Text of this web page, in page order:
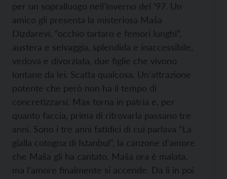
per un sopralluogo nell’inverno del ’97. Un
amico gli presenta la misteriosa Maša
Dizdarevi, “occhio tartaro e femori lunghi”,
austera e selvaggia, splendida e inaccessibile,
vedova e divorziata, due figlie che vivono
lontane da lei. Scatta qualcosa. Un’attrazione
potente che però non ha il tempo di
concretizzarsi. Max torna in patria e, per
quanto faccia, prima di ritrovarla passano tre
anni. Sono i tre anni fatidici di cui parlava “La
gialla cotogna di Istanbul”, la canzone d’amore
che Maša gli ha cantato. Maša ora è malata,
ma l’amore finalmente si accende. Da lì in poi